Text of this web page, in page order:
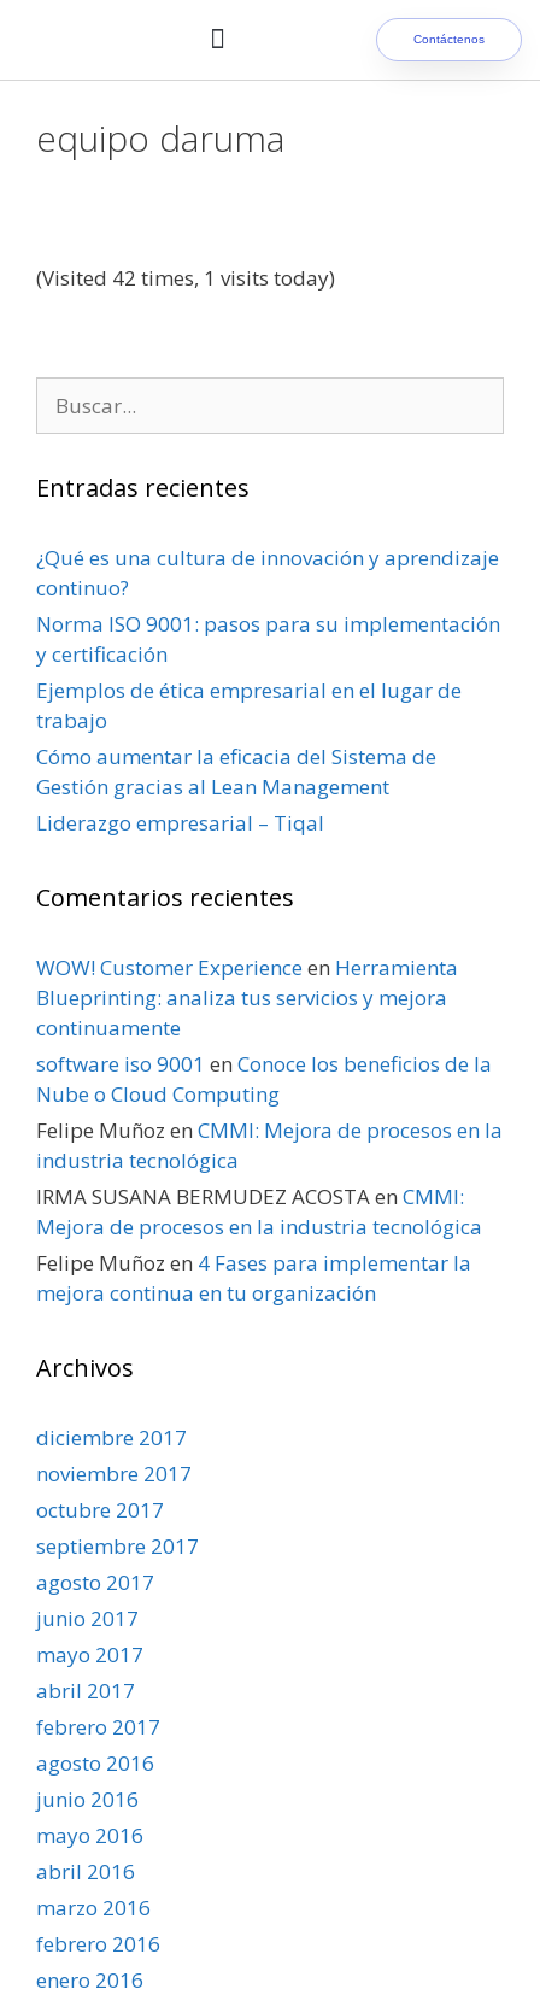
Contáctenos
equipo daruma
(Visited 42 times, 1 visits today)
Entradas recientes
¿Qué es una cultura de innovación y aprendizaje
continuo?
Norma ISO 9001: pasos para su implementación
y certificación
Ejemplos de ética empresarial en el lugar de
trabajo
Cómo aumentar la eficacia del Sistema de
Gestión gracias al Lean Management
Liderazgo empresarial – Tiqal
Comentarios recientes
WOW! Customer Experienceen Herramienta
Blueprinting: analiza tus servicios y mejora
continuamente
software iso 9001 en Conoce los beneficios de la
Nube o Cloud Computing
Felipe Muñoz en CMMI: Mejora de procesos en la
industria tecnológica
IRMA SUSANA BERMUDEZ ACOSTAen CMMI:
Mejora de procesos en la industria tecnológica
Felipe Muñoz en 4 Fases para implementar la
mejora continua en tu organización
Archivos
diciembre 2017
noviembre 2017
octubre 2017
septiembre 2017
agosto 2017
junio 2017
mayo 2017
abril 2017
febrero 2017
agosto 2016
junio 2016
mayo 2016
abril 2016
marzo 2016
febrero 2016
enero 2016